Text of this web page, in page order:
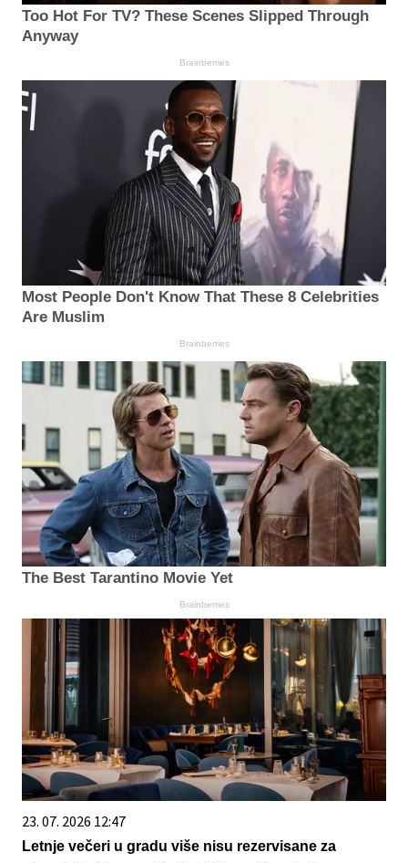
Too Hot For TV? These Scenes Slipped Through
Anyway
Brainberries
Most People Don't Know That These 8 Celebrities
Are Muslim
Brainberries
The Best Tarantino Movie Yet
Brainberries
23. 07. 2026 12:47
Letnje večeri u gradu više nisu rezervisane za